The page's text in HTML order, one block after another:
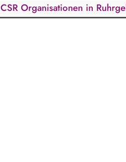
CSR Organisationen in